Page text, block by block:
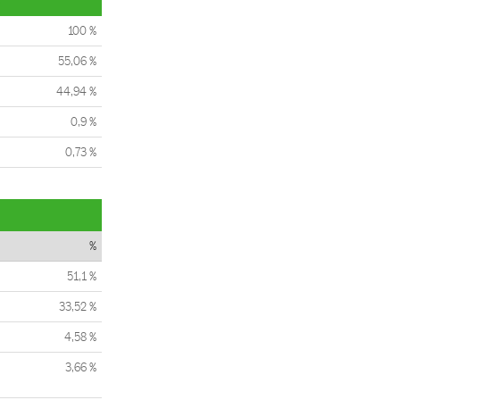
100 %
55,06 %
44,94 %
0,9 %
0,73 %
%
51,1 %
33,52 %
4,58 %
3,66 %